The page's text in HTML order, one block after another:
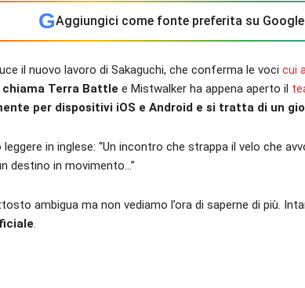
GAggiungici come fonte preferita su Google
il nuovo lavoro di Sakaguchi, che conferma le voci cui
chiama Terra Battle e Mistwalker ha appena aperto il
per dispositivi iOS e Android e si tratta di un
in inglese: “Un incontro che strappa il velo che
destino in movimento…”
ambigua ma non vediamo l’ora di saperne di più.
.